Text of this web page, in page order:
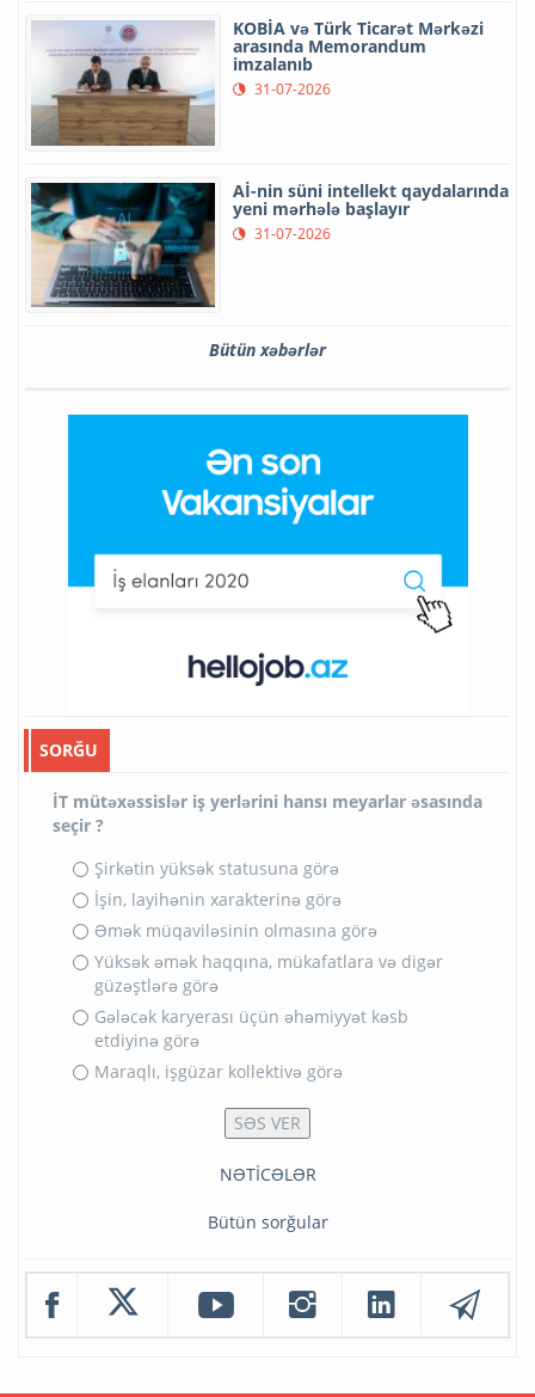
KOBİA və Türk Ticarət Mərkəzi
arasında Memorandum
imzalanıb
31-07-2026
Aİ-nin süni intellekt qaydalarında
yeni mərhələ başlayır
31-07-2026
Bütün xəbərlər
SORĞU
İT mütəxəssislər iş yerlərini hansı meyarlar əsasında
seçir ?
Şirkətin yüksək statusuna görə
İşin, layihənin xarakterinə görə
Əmək müqaviləsinin olmasına görə
Yüksək əmək haqqına, mükafatlara və digər
güzəştlərə görə
Gələcək karyerası üçün əhəmiyyət kəsb
etdiyinə görə
Maraqlı, işgüzar kollektivə görə
NƏTİCƏLƏR
Bütün sorğular